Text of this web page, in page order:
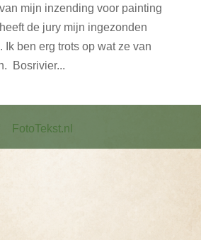
mijn inzending voor painting
de jury mijn ingezonden
Ik ben erg trots op wat ze van
Bosrivier...
FotoTekst.nl